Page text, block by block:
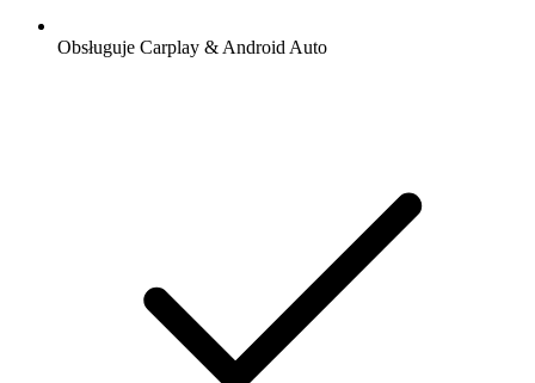
Obsługuje Carplay & Android Auto